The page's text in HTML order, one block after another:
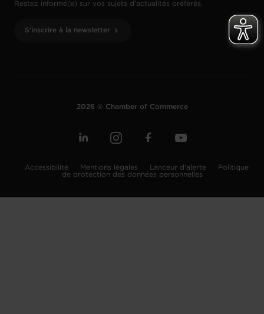
Restez informé(e) sur vos sujets d’actualités préférés.
S'inscrire à la newsletter
2026 © Chamber of Commerce
Accessibilité Mentions légales Lanceur d'alerte
Politique
de protection des données personnelles